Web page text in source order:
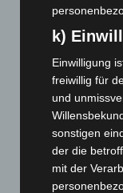
April 2024(102)
März 2024(103)
Februar 2024
Januar 2024(111)
Dezember 2023
November 2023
Oktober 2023
September 2023
k)
Einwilligung
freiwillig für
und
sonstigen
der die
mit der